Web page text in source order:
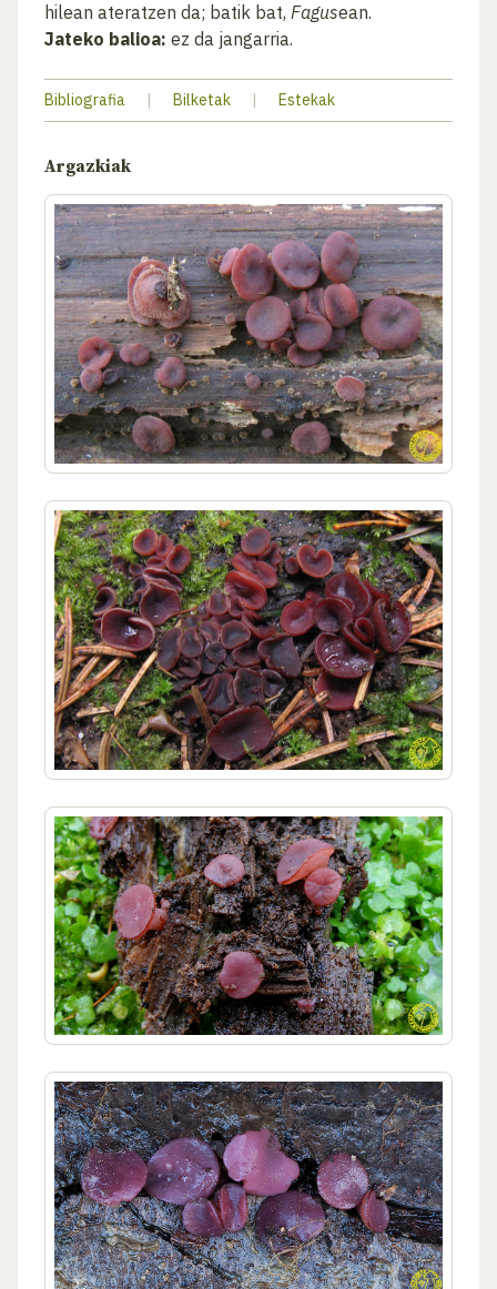
hilean ateratzen da; batik bat, Fagusean.
Jateko balioa: ez da jangarria.
Bibliografia | Bilketak | Estekak
Argazkiak